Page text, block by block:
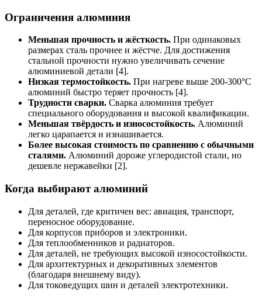
Ограничения алюминия
Меньшая прочность и жёсткость. При одинаковых
размерах сталь прочнее и жёстче. Для достижения
стальной прочности нужно увеличивать сечение
алюминиевой детали [4].
Низкая термостойкость. При нагреве выше 200-300°C
алюминий быстро теряет прочность [4].
Трудности сварки. Сварка алюминия требует
специального оборудования и высокой квалификации.
Меньшая твёрдость и износостойкость. Алюминий
легко царапается и изнашивается.
Более высокая стоимость по сравнению с обычными
сталями. Алюминий дороже углеродистой стали, но
дешевле нержавейки [2].
Когда выбирают алюминий
Для деталей, где критичен вес: авиация, транспорт,
переносное оборудование.
Для корпусов приборов и электроники.
Для теплообменников и радиаторов.
Для деталей, не требующих высокой износостойкости.
Для архитектурных и декоративных элементов
(благодаря внешнему виду).
Для токоведущих шин и деталей электротехники.